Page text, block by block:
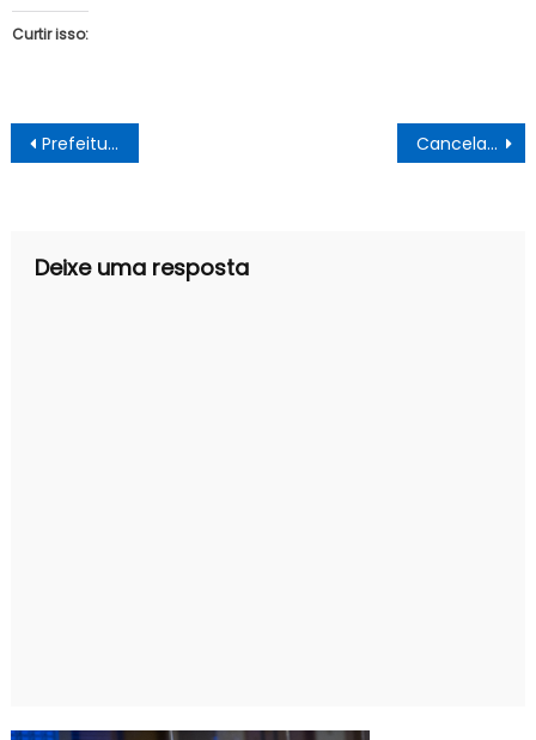
Curtir isso:
Navegação
de
Prefeitura de Juazeiro paga o abono de férias dos professores Cancelamento do carnaval: Lula e Jerônimo não ajudaram Andrei nos custos da festa?
Deixe uma resposta